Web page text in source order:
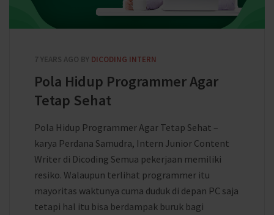
7 YEARS AGO BY DICODING INTERN
Pola Hidup Programmer Agar
Tetap Sehat
Pola Hidup Programmer Agar Tetap Sehat –
karya Perdana Samudra, Intern Junior Content
Writer di Dicoding Semua pekerjaan memiliki
resiko. Walaupun terlihat programmer itu
mayoritas waktunya cuma duduk di depan PC saja
tetapi hal itu bisa berdampak buruk bagi